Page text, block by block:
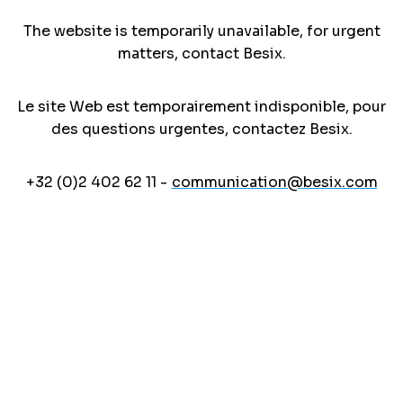
The website is temporarily unavailable, for urgent
matters, contact Besix.
Le site Web est temporairement indisponible, pour
des questions urgentes, contactez Besix.
+32 (0)2 402 62 11 - communication@besix.com